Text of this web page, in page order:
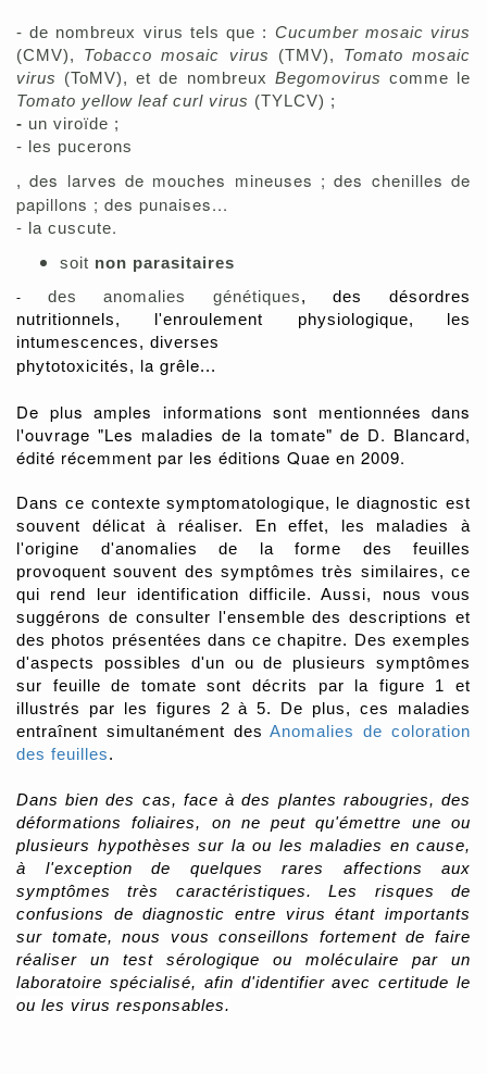
- de nombreux virus tels que : Cucumber mosaic virus
(CMV), Tobacco mosaic virus (TMV), Tomato mosaic
virus (ToMV), et de nombreux Begomovirus comme le
Tomato yellow leaf curl virus (TYLCV) ;
- un viroïde ;
- les pucerons
,des larves de mouches mineuses ; des chenilles de
papillons ; des punaises...
- la cuscute.
soit non parasitaires
- des anomalies génétiques, des désordres
nutritionnels, l'enroulement physiologique,
les
intumescences, diverses
phytotoxicités, la grêle...
De plus amples informations sont mentionnées dans
l'ouvrage "Les maladies de la tomate" de D. Blancard,
édité récemment par les éditions Quae en 2009.
Dans ce contexte symptomatologique, le diagnostic est
souvent délicat à réaliser. En effet, les maladies à
l'origine d'anomalies de la forme des feuilles
provoquent souvent des symptômes très similaires, ce
qui rend leur identification difficile. Aussi, nous vous
suggérons de consulter l'ensemble des descriptions et
des photos présentées dans ce chapitre. Des exemples
d'aspects possibles d'un ou de plusieurs symptômes
sur feuille de tomate sont décrits par la figure 1 et
illustrés par les figures 2 à 5.
De plus, ces maladies
entraînent simultanément desAnomalies de coloration
des feuilles.
Dans bien des cas, face à des plantes rabougries, des
déformations foliaires, on ne peut qu'émettre une ou
plusieurs hypothèses sur la ou les maladies en cause,
à l'exception de quelques rares affections aux
symptômes très caractéristiques.
Les risques de
confusions de diagnostic entre virus étant importants
sur tomate, nous vous conseillons fortement de faire
réaliser un test sérologique ou moléculaire par un
laboratoire spécialisé, afin d'identifier avec certitude le
ou les virus responsables.